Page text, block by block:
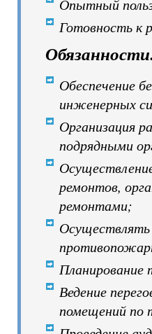
Опытный
Готовность к
Обеспечение
инженерных
Организация
подрядными
ремонтов,
ремонтами;
Осуществлять
Ведение
помещений по